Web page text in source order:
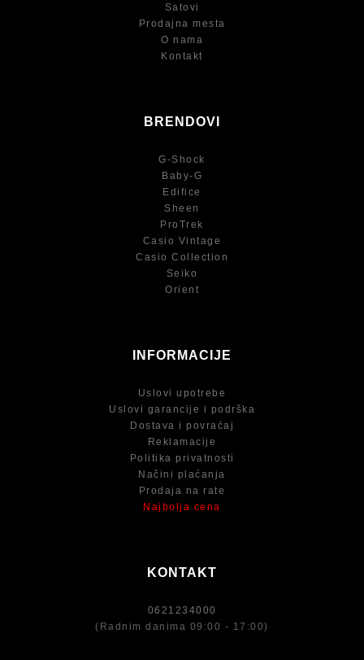
Satovi
Prodajna mesta
O nama
Kontakt
BRENDOVI
G-Shock
Baby-G
Edifice
Sheen
ProTrek
Casio Vintage
Casio Collection
Seiko
Orient
INFORMACIJE
Uslovi upotrebe
Uslovi garancije i podrška
Dostava i povraćaj
Reklamacije
Politika privatnosti
Načini plaćanja
Prodaja na rate
Najbolja cena
KONTAKT
0621234000
(Radnim danima 09:00 - 17:00)